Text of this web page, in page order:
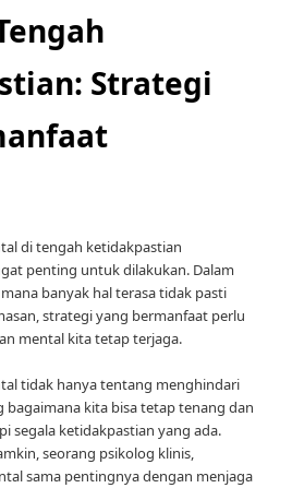
Strategi
di tengah ketidakpastian
penting untuk dilakukan. Dalam
banyak hal terasa tidak pasti
strategi yang bermanfaat perlu
mental kita tetap terjaga.
tidak hanya tentang menghindari
kita bisa tetap tenang dan
segala ketidakpastian yang ada.
seorang psikolog klinis,
sama pentingnya dengan menjaga